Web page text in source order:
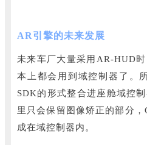
AR引擎的未来发展
未来车厂大量采用AR-HUD
本上都会用到域控制器了。
SDK的形式整合进座舱域控
里只会保留图像矫正的部分
成在域控制器内。